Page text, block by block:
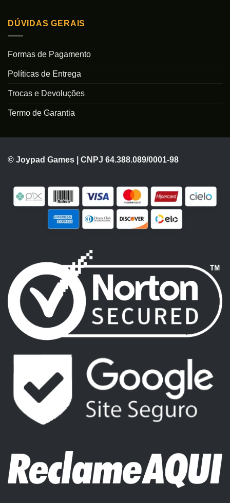
DÚVIDAS GERAIS
Formas de Pagamento
Políticas de Entrega
Trocas e Devoluções
Termo de Garantia
© Joypad Games | CNPJ 64.388.089/0001-98